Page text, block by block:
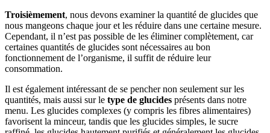
Troisièmement, nous devons examiner la quantité de glucides que
nous mangeons chaque jour et les réduire dans une certaine mesure.
Cependant, il n’est pas possible de les éliminer complètement, car
certaines quantités de glucides sont nécessaires au bon
fonctionnement de l’organisme, il suffit de réduire leur
consommation.
Il est également intéressant de se pencher non seulement sur les
quantités, mais aussi sur le type de glucides présents dans notre
menu. Les glucides complexes (y compris les fibres alimentaires)
favorisent la minceur, tandis que les glucides simples, le sucre